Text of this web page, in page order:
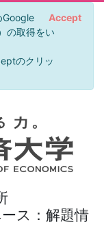
Google
の取得をい
のクリッ
Accept
ス：解題情